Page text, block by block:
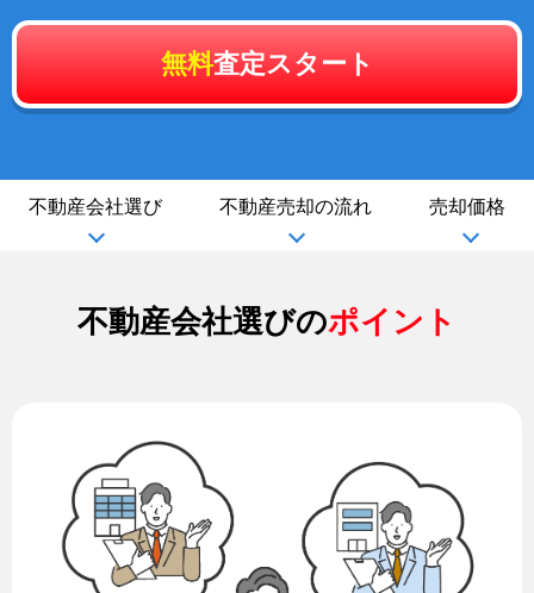
無料査定スタート
不動産会社選び 不動産売却の流れ 売却価格
不動産会社選びのポイント